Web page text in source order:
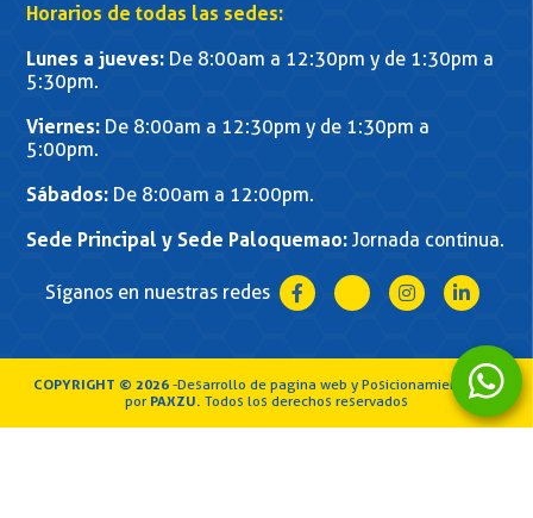
Horarios de todas las sedes:
Lunes a jueves: De 8:00am a 12:30pm y de 1:30pm a
5:30pm.
Viernes: De 8:00am a 12:30pm y de 1:30pm a
5:00pm.
Sábados: De 8:00am a 12:00pm.
Sede Principal y Sede Paloquemao: Jornada continua.
Síganos en nuestras redes
COPYRIGHT © 2026-Desarrollo de pagina web y Posicionamiento SEO
por PAXZU. Todos los derechos reservados